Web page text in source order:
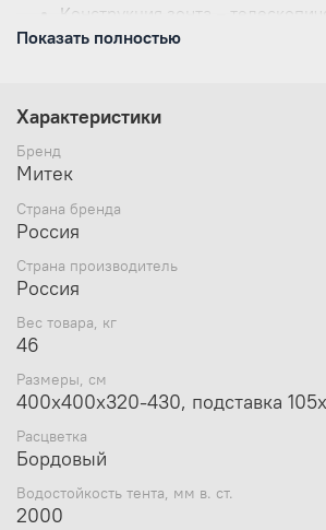
Конструкция зонта –
такой конструкции купол зонта,
столов и посетителей, а тент
зонта осуществляется без
Нижний и верхний фиксатор
самопроизвольному открытию-
рассчитанную на четыре
размером 50х50 .
комплекте не поставляются!
Показать полностью
Характеристики
Бренд
Митек
Страна бренда
Россия
Страна производитель
Россия
Вес товара, кг
46
Размеры, см
400x400x320-430, подставка
Расцветка
Бордовый
Водостойкость тента, мм в. ст.
2000